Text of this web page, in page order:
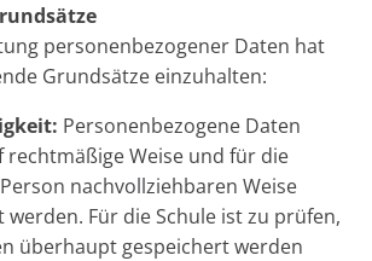
personenbezogener Daten hat
Grundsätze einzuhalten:
Personenbezogene Daten
rechtmäßige Weise und für die
nachvollziehbaren Weise
werden. Für die Schule ist zu prüfen,
überhaupt gespeichert werden